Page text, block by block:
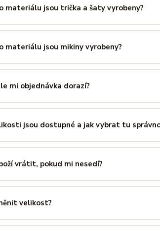
materiálu jsou trička a šaty vyrobeny?
100% bavlnu — měkkou na dotek,
i barvu i po desítkách praní. Kvalita, kterou
materiálu jsou mikiny vyrobeny?
ze směsi80 % bavlny a 20 % polyesteru—
která si dlouho drží tvar i po opakovaném
mi objednávka dorazí?
balíme a odesíláme do 3 pracovních dní.
1–3 pracovní dny — zboží tak můžeš mít u
jsou dostupné a jak vybrat tu
XS až 5XL, takže si vybere opravdu každý.
tam přesné míry v cm a výběr velikosti bude
vrátit, pokud mi nesedí?
Máš plných14 dní na vráceníbez udání
a vše vyřídíme rychle a bez komplikací.
velikost?
nenabízíme, ale víme, že se to stane —